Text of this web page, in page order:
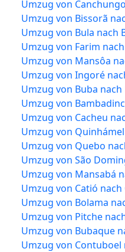
Umzug von
Umzug von Bissorã
Umzug von Bula nach
Umzug von Farim
Umzug von Mansôa
Umzug von Ingoré
Umzug von Buba nach
Umzug von
Umzug von Cacheu
Umzug von
Umzug von Quebo
Umzug von São
Umzug von Mansabá
Umzug von Catió nach
Umzug von Bolama
Umzug von Pitche
Umzug von Bubaque
Umzug von Contuboel